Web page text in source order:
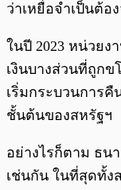
ว่าเหยื่อจำเป็นต้อ
ในปี 2023 หน่วยงา
เงินบางส่วนที่ถูกข
เริ่มกระบวนการคื
ชั้นต้นของสหรัฐฯ
อย่างไรก็ตาม ธน
เช่นกัน ในที่สุดทั้ง